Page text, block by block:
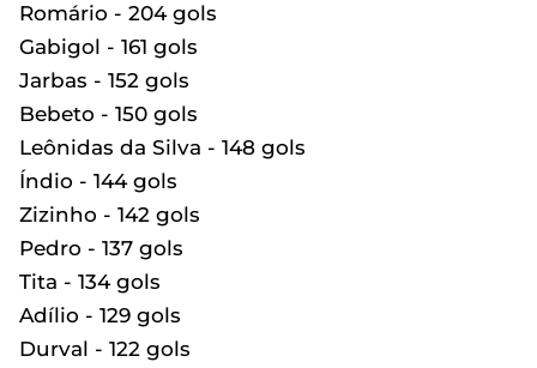
Romário - 204 gols
Gabigol - 161 gols
Jarbas - 152 gols
Bebeto - 150 gols
Leônidas da Silva - 148 gols
Índio - 144 gols
Zizinho - 142 gols
Pedro - 137 gols
Tita - 134 gols
Adílio - 129 gols
Durval - 122 gols